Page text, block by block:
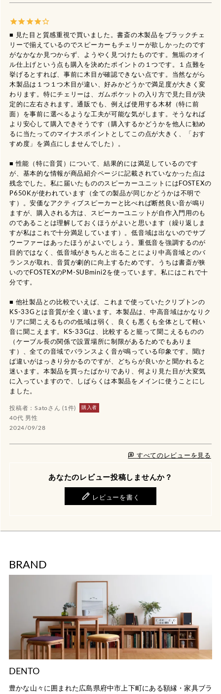
Sato 1 購入者
40代 男性
2024/09/28
■ 見た目と質感重視で買いました。書斎の木製品をブラックチェ
リーで揃えているのでスピーカーもチェリーが欲しかったのです
がなかなか見つからず、ようやく見つけたものです。無垢のオイ
ル仕上げという点も購入を決めたポイントの１つです。１点難を
挙げるとすれば、事前に木目が確認できない点です。当然ながら
木製品は１つ１つ木目が違い、好みかどうかで満足度が大きく変
わります。特にチェリーは、ガムポケットの入り方で見た目が決
定的に左右されます。通販でも、例えば使用する木材（特に前
面）を事前に選べるような工夫が可能な気がします。そうなれば
より安心して購入できそうです（購入するかどうかを他人に勧め
るに当たってのマイナスポイントとしてこの点が大きく、「おす
すめ度」を満点にしませんでした）。
■ 性能（特に音質）について、結果的には満足しているのです
が、基本的な情報が商品紹介ページに記載されていなかった点は
残念でした。私に届いたもののスピーカーユニットにはFOSTEXの
P650Kが使われています（全ての製品が同じかどうかは不明で
す）。安価なアクティブスピーカーと比べれば断然良い音が鳴り
ますが、購入される方は、スピーカーユニットが自作入門用のも
のであることは理解しておくほうがよいと思います（繰り返しま
すが私はこれで十分満足しています）。低音域は出ないのでサブ
ウーファーはあったほうがよいでしょう。重低音を強調するのが
目的ではなく、低音域がきちんと出ることにより中高音域とのバ
ランスが取れ、音質が劇的に向上するためです。うちは書斎が狭
いのでFOSTEXのPM-SUBmini2を使っています。私にはこれで十
分です。
■ 他社製品との比較でいえば、これまで使っていたクリプトンの
KS-33Gとは音質が全く違います。本製品は、中高音域はかなりク
リアに聞こえるものの低域は弱く、良くも悪くも全体として軽い
音に聞こえます。KS-33Gは、比較すると籠って聞こえるものの
（ケーブル長の関係で設置場所に制限があるためでもありま
す）、全ての音域でバランスよく音が鳴っている印象です。聞け
ば違いがはっきり分かるのですが、どちらが良いかと聞かれると
迷います。本製品を買ったばかりであり、何より見た目が大変気
に入っていますので、しばらくは本製品をメインに使うことにし
ました。
すべてのレビューを見る
あなたのレビュー投稿しませんか？
レビューを書く
BRAND
DENTO
豊かな山々に囲まれた広島県府中市上下町にある額縁・家具ブラ